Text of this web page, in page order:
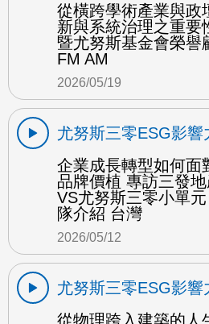
從橫跨學術產業與政
新與系統治理之重要
暨尤努斯基金會榮譽
FM AM
2026/05/19
尤努斯三零ESG影響
企業成長轉型如何面
品牌價植 專訪三發
VS尤努斯三零小單
隊介紹 台灣
2026/05/12
尤努斯三零ESG影響
從物理跨入建築的人